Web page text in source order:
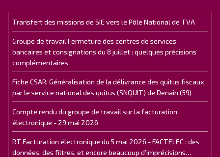
Transfert des missions de SIE vers le Pôle National de TVA
Groupe de travail Fermeture des centres de services
bancaires et consignations du 8 juillet : quelques précisions
complémentaires
Fiche CSAR: Généralisation de la délivrance des quitus fiscaux
par le service national des quitus (SNQUIT) de Denain (59)
Compte rendu du groupe de travail sur la facturation
électronique - 29 mai 2026
RT Facturation électronique du 5 mai 2026 - FACTELEC : des
données, des filtres, et encore beaucoup d’imprécisions…